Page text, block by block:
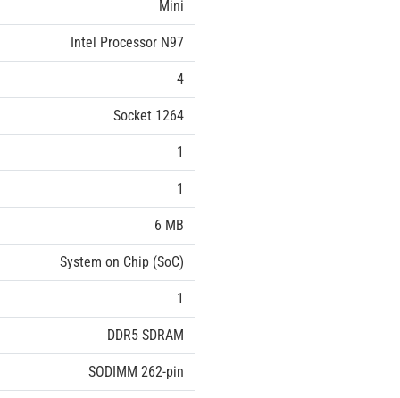
Mini
Intel Processor N97
4
Socket 1264
1
1
6 MB
System on Chip (SoC)
1
DDR5 SDRAM
SODIMM 262-pin